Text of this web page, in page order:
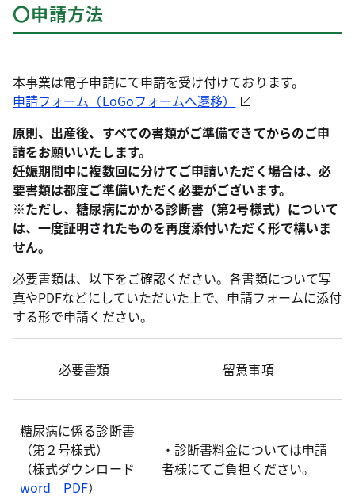
〇申請方法
本事業は電子申請にて申請を受け付けております。
申請フォーム（LoGoフォームへ遷移）
原則、出産後、すべての書類がご準備できてからのご申
請をお願いいたします。
妊娠期間中に複数回に分けてご申請いただく場合は、必
要書類は都度ご準備いただく必要がございます。
※ただし、糖尿病にかかる診断書（第2号様式）について
は、一度証明されたものを再度添付いただく形で構いま
せん。
必要書類は、以下をご確認ください。各書類について写
真やPDFなどにしていただいた上で、申請フォームに添付
する形で申請ください。
必要書類 留意事項
糖尿病に係る診断書
（第２号様式）
（様式ダウンロード
word
PDF）
・診断書料金については申請
者様にてご負担ください。